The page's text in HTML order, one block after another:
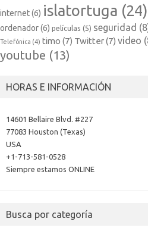
internet(6) islatortuga (24)
ordenador(6) películas (5) seguridad
Telefónica (4) timo (7) Twitter(7) video
youtube (13)
HORAS E INFORMACIÓN
14601 Bellaire Blvd. #227
77083 Houston (Texas)
USA
+1-713-581-0528
Siempre estamos ONLINE
Busca por categoría